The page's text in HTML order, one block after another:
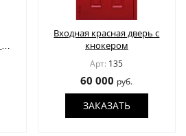
(22)
Входная красная дверь с
кнокером
Арт: 135
60 000 руб.
ЗАКАЗАТЬ